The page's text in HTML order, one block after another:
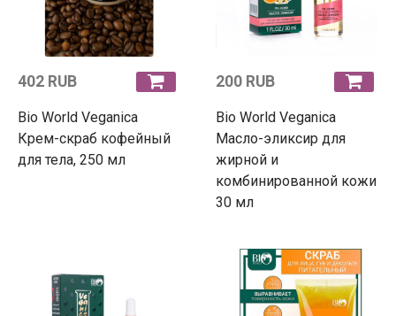
402 RUB
Bio World Veganica
Крем-скраб кофейный
для тела, 250 мл
200 RUB
Bio World Veganica
Масло-эликсир для
жирной и
комбинированной кожи
30 мл